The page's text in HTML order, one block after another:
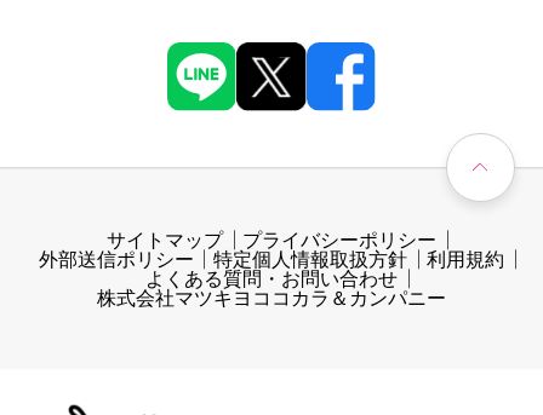
サイトマップ
プライバシーポリシー
外部送信ポリシー
特定個人情報取扱方針
利用規約
よくある質問・お問い合わせ
株式会社マツキヨココカラ＆カンパニー